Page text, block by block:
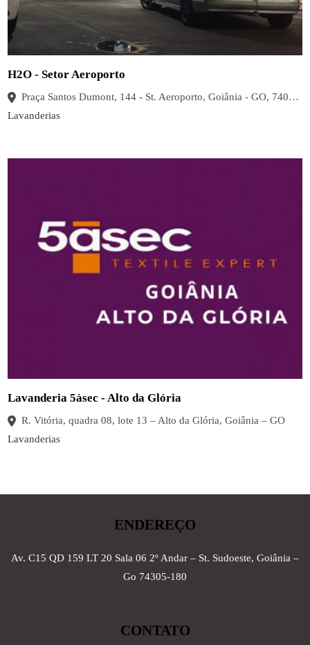
H2O - Setor Aeroporto
Praça Santos Dumont, 144 - St. Aeroporto, Goiânia - GO, 74070-050, Brasil
Lavanderias
Lavanderia 5àsec - Alto da Glória
R. Vitória, quadra 08, lote 13 – Alto da Glória, Goiânia – GO
Lavanderias
ENDEREÇO
Av. C15 QD 159 LT 20 Sala 06 2º Andar – St. Sudoeste, Goiânia –
Go 74305-180
CONTATO